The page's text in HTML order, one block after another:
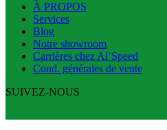
À PROPOS
Services
Blog
Notre showroom
Carrières chez Al’Speed
Cond. générales de vente
SUIVEZ-NOUS